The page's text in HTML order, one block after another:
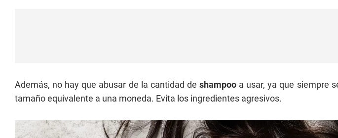
Además, no hay que abusar de la cantidad de shampoo a usar, ya que siempre
tamaño equivalente a una moneda. Evita los ingredientes agresivos.